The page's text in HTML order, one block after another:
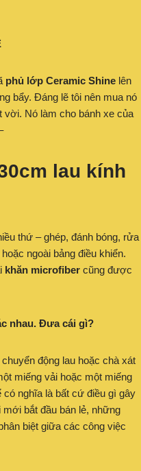
phủ lớp Ceramic Shine lên
bẩy. Đáng lẽ tôi nên mua nó
Nó làm cho bánh xe của
lau kính
thứ – ghép, đánh bóng, rửa
ngoài bảng điều khiển.
khăn microfiber cũng được
nhau. Đưa cái gì?
động lau hoặc chà xát
miếng vải hoặc một miếng
nghĩa là bất cứ điều gì gây
bắt đầu bán lẻ, những
biệt giữa các công việc